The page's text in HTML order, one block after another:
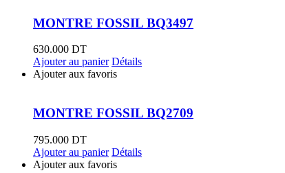
MONTRE FOSSIL BQ3497
630.000 DT
Ajouter au panier Détails
Ajouter aux favoris
MONTRE FOSSIL BQ2709
795.000 DT
Ajouter au panier Détails
Ajouter aux favoris